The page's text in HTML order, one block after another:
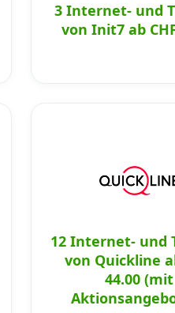
3 Internet- und
von Init7 ab
12 Internet- und
von Quickline
44.00 (mit